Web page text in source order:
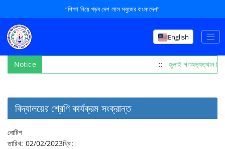
“শিক্ষা নিয়ে গড়ব দেশ লাল সবুজের বাংলাদেশ”
English
Notice :: জুলাই গণঅভ্যত্থান
বিদ্যালয়ের শ্রেণি কার্যক্রম সংক্রান্ত
নোটিশ
তারিখ: 02/02/2023খ্রি: